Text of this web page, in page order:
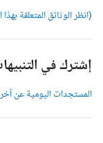
(انظر الوثائق المتعلقة بهذا
إشترك في التنبيهات
المستجدات اليومية عن آخر